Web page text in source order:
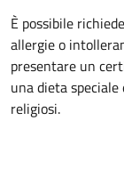
È possibile
allergie o
presentare un
una dieta
religiosi.